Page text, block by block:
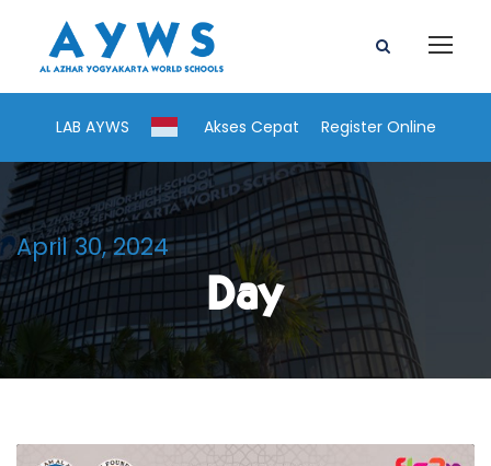
LAB AYWS Akses Cepat Register Online
April 30, 2024
Day